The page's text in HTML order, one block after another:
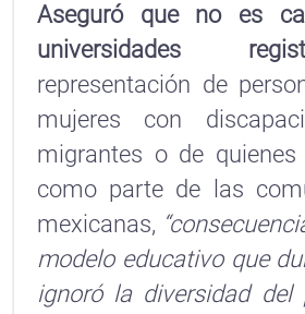
Aseguró que no es
universidades
representación de
mujeres con
migrantes o de quienes
como parte de las
mexicanas,
modelo educativo que
ignoró la diversidad del